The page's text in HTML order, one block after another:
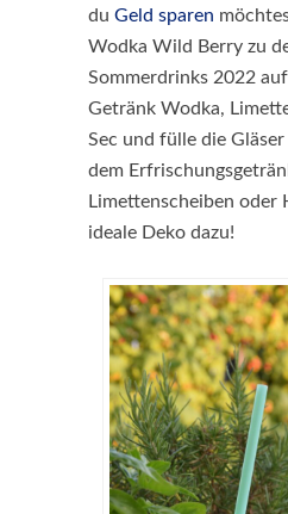
du Geld sparen
Wodka Wild Berry zu
Sommerdrinks 2022
Getränk Wodka,
Sec und fülle die
dem
Limettenscheiben oder
ideale Deko dazu!